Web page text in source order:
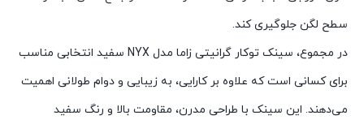
سطح لگن جلوگیری کند.
در مجموع، سینک توکار گرانیتی زاما مدل NYX سفید انتخابی مناسب
برای کسانی است که علاوه بر کارایی، به زیبایی و دوام طولانی اهمیت
می‌دهند. این سینک با طراحی مدرن، مقاومت بالا و رنگ سفید